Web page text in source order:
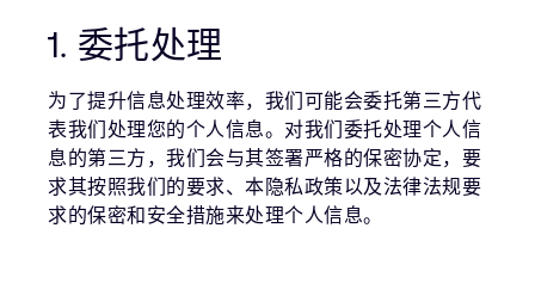
1. 委托处理
为了提升信息处理效率，我们可能会委托第三方代
表我们处理您的个人信息。对我们委托处理个人信
息的第三方，我们会与其签署严格的保密协定，要
求其按照我们的要求、本隐私政策以及法律法规要
求的保密和安全措施来处理个人信息。